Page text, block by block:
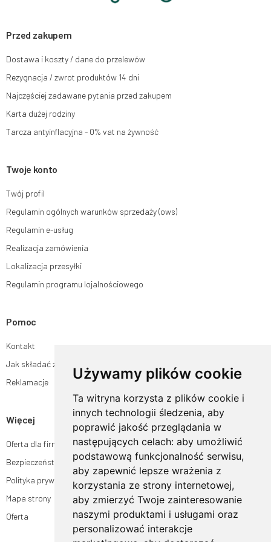
Używamy plików cookie
Ta witryna korzysta z plików cookie i
innych technologii śledzenia, aby
poprawić jakość przeglądania w
następujących celach: aby umożliwić
podstawową funkcjonalność serwisu,
aby zapewnić lepsze wrażenia z
korzystania ze strony internetowej,
aby zmierzyć Twoje zainteresowanie
naszymi produktami i usługami oraz
personalizować interakcje
ich sprostowania, usunięcia, ograniczenia przetwarzania, wniesienia
momencie bez wpływu na zgodność z prawem przetwarzania, którego
dokonano na podstawie zgody przed jej cofnięciem. W tym celu możesz
e-mail lub pisemnie na adres siedziby.
Więcej informacji:www.mouton.pl/ODO
Przed zakupem
Dostawa i koszty / dane do przelewów
Rezygnacja / zwrot produktów 14 dni
Najczęściej zadawane pytania przed zakupem
Karta dużej rodziny
Tarcza antyinflacyjna - 0% vat na żywność
Twoje konto
Twój profil
Regulamin ogólnych warunków sprzedaży (ows)
Regulamin e-usług
Realizacja zamówienia
Lokalizacja przesyłki
Regulamin programu lojalnościowego
Pomoc
Kontakt
Jak składać zamówienia w sklepie ogrodyhildegardy.pl?
Reklamacje
Więcej
Oferta dla firm
Bezpieczeństwo płatności
Polityka prywatności
Mapa strony
Oferta